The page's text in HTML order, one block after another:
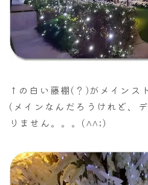
↑の白い藤棚(？)がメインス
(メインなんだろうけれど、
りません。。。(^^;)